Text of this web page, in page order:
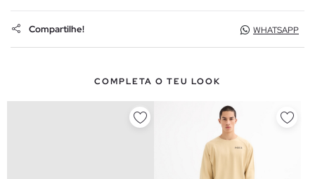
Compartilhe! WHATSAPP
COMPLETA O TEU LOOK